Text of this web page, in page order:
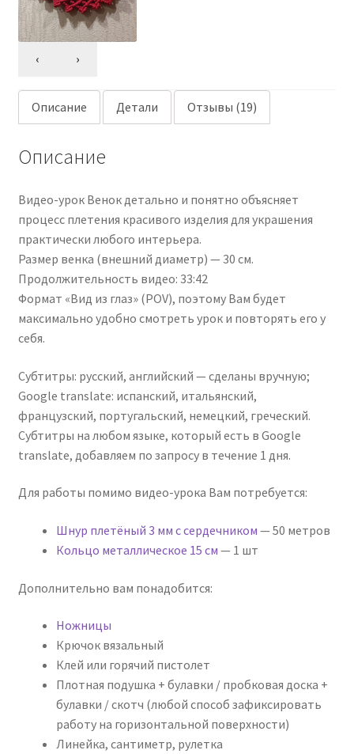
‹ ›
Описание Детали Отзывы (19)
Описание
Видео-урок Венок детально и понятно объясняет
процесс плетения красивого изделия для украшения
практически любого интерьера.
Размер венка (внешний диаметр) — 30 см.
Продолжительность видео: 33:42
Формат «Вид из глаз» (POV), поэтому Вам будет
максимально удобно смотреть урок и повторять его у
себя.
Субтитры: русский, английский — сделаны вручную;
Google translate: испанский, итальянский,
французский, португальский, немецкий, греческий.
Субтитры на любом языке, который есть в Google
translate, добавляем по запросу в течение 1 дня.
Для работы помимо видео-урока Вам потребуется:
Шнур плетёный 3 мм с сердечником — 50 метров
Кольцо металлическое 15 см — 1 шт
Дополнительно вам понадобится:
Ножницы
Крючок вязальный
Клей или горячий пистолет
Плотная подушка + булавки / пробковая доска +
булавки / скотч (любой способ зафиксировать
работу на горизонтальной поверхности)
Линейка, сантиметр, рулетка